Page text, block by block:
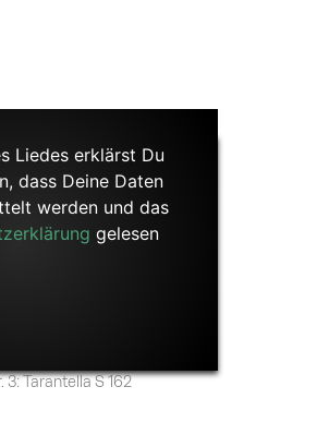
Liedes erklärst Du
dass Deine Daten
werden und das
gelesen
3: Tarantella S 162